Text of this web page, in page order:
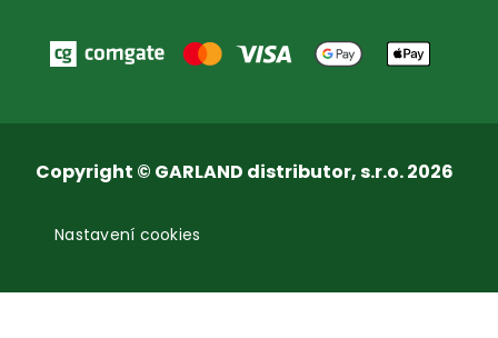
Copyright © GARLAND distributor, s.r.o. 2026
Nastavení cookies